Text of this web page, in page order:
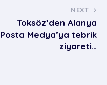
NEXT
Toksöz’den Alanya
Posta Medya’ya tebrik
ziyareti…